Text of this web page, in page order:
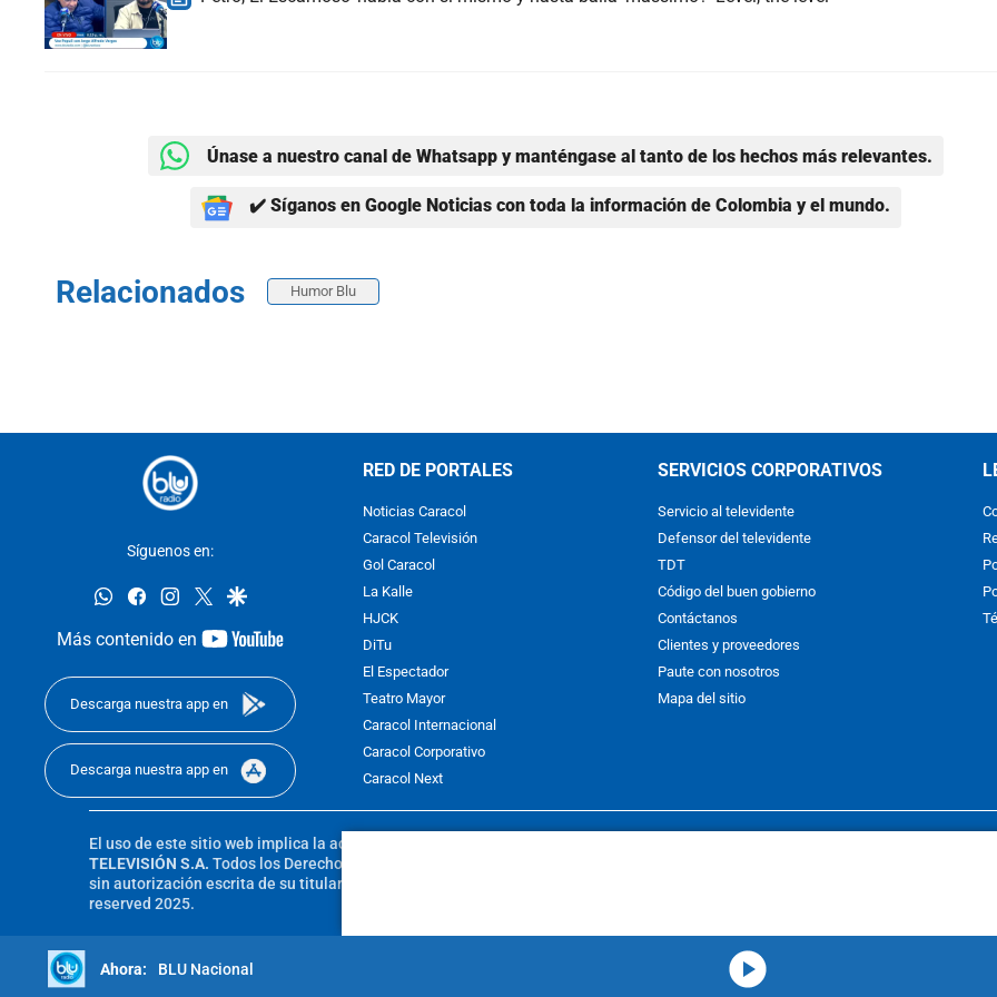
Únase a nuestro canal de Whatsapp y manténgase al tanto de los hechos más relevantes.
✔️ Síganos en Google Noticias con toda la información de Colombia y el mundo.
Relacionados Humor Blu
Síguenos en:
whatsappfacebookinstagram
twittergoogle
Más contenido en
youtube-
Descarga nuestra app en
Descarga nuestra app en
RED DE PORTALES
Noticias Caracol
Caracol Televisión
Gol Caracol
La Kalle
HJCK
DiTu
El Espectador
Teatro Mayor
Caracol Internacional
Caracol Corporativo
Caracol Next
SERVICIOS CORPORATIVOS
Servicio al televidente
Defensor del televidente
TDT
Código del buen gobierno
Contáctanos
Clientes y proveedores
Paute con nosotros
Mapa del sitio
El uso de este sitio web implica la aceptación de los
TELEVISIÓN S.A. Todos los Derechos Reservados D.R.A. Prohibida su reproducción total o parcial, así como su traducción a
sin autorización escrita de su titular. Reproduction in whole or in part, or translation without written permission is prohibited. All
reserved 2025.
BLU Nacional